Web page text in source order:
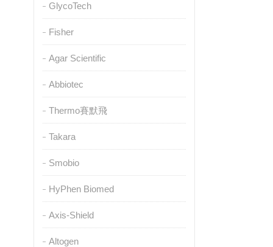
GlycoTech
Fisher
Agar Scientific
Abbiotec
Thermo賽默飛
Takara
Smobio
HyPhen Biomed
Axis-Shield
Altogen